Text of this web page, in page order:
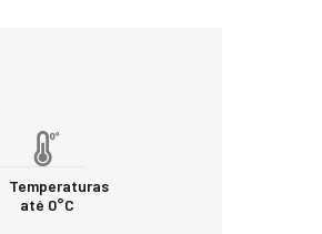
Temperaturas
até 0°C